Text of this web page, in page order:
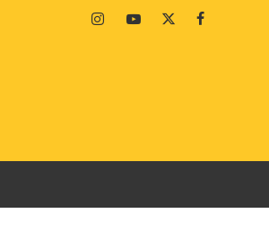
Facebook
Twitter
Youtube
Instagram